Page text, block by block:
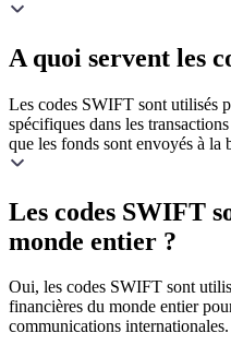
A quoi servent les
Les codes SWIFT sont utilisés
spécifiques dans les
que les fonds sont envoyés à la
Les codes SWIFT
monde entier ?
Oui, les codes SWIFT sont
financières du monde entier
communications internationales.